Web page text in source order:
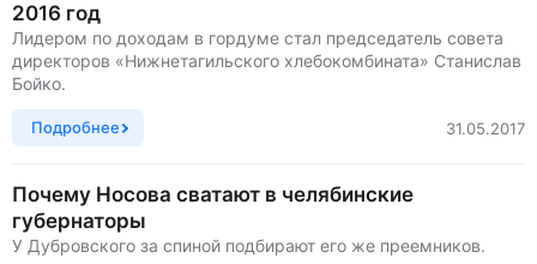
2016 год
Лидером по доходам в гордуме стал председатель совета
директоров «Нижнетагильского хлебокомбината» Станислав
Бойко.
Подробнее 31.05.2017
Почему Носова сватают в челябинские
губернаторы
У Дубровского за спиной подбирают его же преемников.